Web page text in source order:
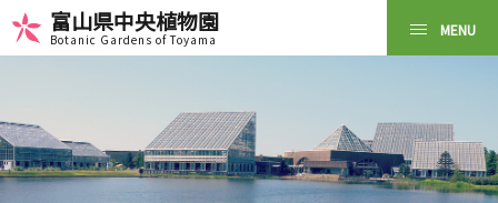
富山県中央植物園
Botanic Gardens of Toyama